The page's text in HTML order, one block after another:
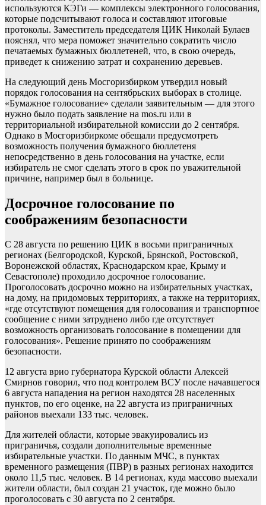
используются КЭГи — комплексы электронного голосования,
которые подсчитывают голоса и составляют итоговые
протоколы. Заместитель председателя ЦИК Николай Булаев
пояснял, что мера поможет значительно сократить число
печатаемых бумажных бюллетеней, что, в свою очередь,
приведет к снижению затрат и сохранению деревьев.
На следующий день Мосгоризбирком утвердил новый
порядок голосования на сентябрьских выборах в столице.
«Бумажное голосование» сделали заявительным — для этого
нужно было подать заявление на mos.ru или в
территориальной избирательной комиссии до 2 сентября.
Однако в Мосгоризбиркоме обещали предусмотреть
возможность получения бумажного бюллетеня
непосредственно в день голосования на участке, если
избиратель не смог сделать этого в срок по уважительной
причине, например был в больнице.
Досрочное голосование по
соображениям безопасности
С 28 августа по решению ЦИК в восьми приграничных
регионах (Белгородской, Курской, Брянской, Ростовской,
Воронежской областях, Краснодарском крае, Крыму и
Севастополе) проходило досрочное голосование.
Проголосовать досрочно можно на избирательных участках,
на дому, на придомовых территориях, а также на территориях,
«где отсутствуют помещения для голосования и транспортное
сообщение с ними затруднено либо где отсутствует
возможность организовать голосование в помещении для
голосования». Решение принято по соображениям
безопасности.
12 августа врио губернатора Курской области Алексей
Смирнов говорил, что под контролем ВСУ после начавшегося
6 августа нападения на регион находятся 28 населенных
пунктов, по его оценке, на 22 августа из приграничных
районов выехали 133 тыс. человек.
Для жителей области, которые эвакуировались из
приграничья, создали дополнительные временные
избирательные участки. По данным МЧС, в пунктах
временного размещения (ПВР) в разных регионах находится
около 11,5 тыс. человек. В 14 регионах, куда массово выехали
жители области, был создан 21 участок, где можно было
проголосовать с 30 августа по 2 сентября.